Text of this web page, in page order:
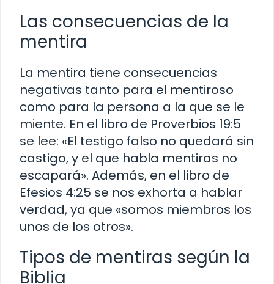
Las consecuencias de la
mentira
La mentira tiene consecuencias
negativas tanto para el mentiroso
como para la persona a la que se le
miente. En el libro de Proverbios 19:5
se lee: «El testigo falso no quedará sin
castigo, y el que habla mentiras no
escapará». Además, en el libro de
Efesios 4:25 se nos exhorta a hablar
verdad, ya que «somos miembros los
unos de los otros».
Tipos de mentiras según la
Biblia